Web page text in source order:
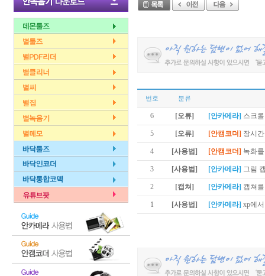
번호 분류
6 [오류] [안카메라] 스크
5 [오류] [안캠코더] 장시
4 [사용법] [안캠코더] 녹화
3 [사용법] [안카메라] 그림
2 [캡쳐] [안카메라] 캡쳐
1 [사용법] [안카메라] xp에